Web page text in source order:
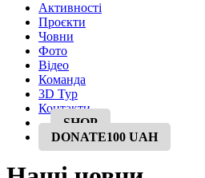
Активності
Проєкти
Човни
Фото
Відео
Команда
3D Тур
Контакти
SHOP
DONATE100 UAH